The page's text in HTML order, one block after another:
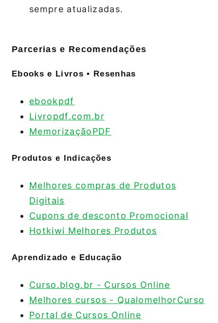
sempre atualizadas.
Parcerias e Recomendações
Ebooks e Livros • Resenhas
ebookpdf
Livropdf.com.br
MemorizaçãoPDF
Produtos e Indicações
Melhores compras de Produtos
Digitais
Cupons de desconto Promocional
Hotkiwi Melhores Produtos
Aprendizado e Educação
Curso.blog.br - Cursos Online
Melhores cursos - QualomelhorCurso
Portal de Cursos Online